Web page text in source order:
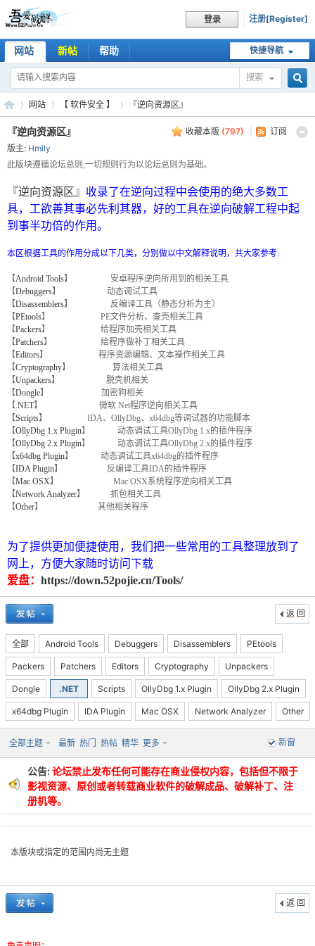
登录 注册[Register]
快捷导航
网站 新帖 帮助
搜索
吾
解
-
»
网站
›
【 软件安全 】
›
『逆向资源区』
收藏本版 (797) 订阅
『逆向资源区』
版主: Hmily
此版块遵循论坛总则,一切规则行为以论坛总则为基础。
『逆向资源区』 收录了在逆向过程中会使用的绝大多数工
具，工欲善其事必先利其器，好的工具在逆向破解工程中起
到事半功倍的作用。
本区根据工具的作用分成以下几类，分别做以中文解释说明，共大家参考:
【Android Tools】 安卓程序逆向所用到的相关工具
【Debuggers】 动态调试工具
【Disassemblers】 反编译工具（静态分析为主）
【PEtools】 PE文件分析、查壳相关工具
【Packers】 给程序加壳相关工具
【Patchers】 给程序做补丁相关工具
【Editors】 程序资源编辑、文本操作相关工具
【Cryptography】 算法相关工具
【Unpackers】 脱壳机相关
【Dongle】 加密狗相关
【.NET】 微软.Net程序逆向相关工具
【Scripts】 IDA、OllyDbg、x64dbg等调试器的功能脚本
【OllyDbg 1.x Plugin】 动态调试工具OllyDbg 1.x的插件程序
【OllyDbg 2.x Plugin】 动态调试工具OllyDbg 2.x的插件程序
【x64dbg Plugin】 动态调试工具x64dbg的插件程序
【IDA Plugin】 反编译工具IDA的插件程序
【Mac OSX】 Mac OSX系统程序逆向相关工具
【Network Analyzer】 抓包相关工具
【Other】 其他相关程序
为了提供更加便捷使用，我们把一些常用的工具整理放到了
网上，方便大家随时访问下载
爱盘： https://down.52pojie.cn/Tools/
返 回
全部 Android Tools Debuggers Disassemblers PEtools
Packers Patchers Editors Cryptography Unpackers
Dongle .NET Scripts OllyDbg 1.x Plugin OllyDbg 2.x Plugin
x64dbg Plugin IDA Plugin Mac OSX Network Analyzer Other
新窗
全部主题 最新 热门 热帖 精华 更多
公告:论坛禁止发布任何可能存在商业侵权内容，包括但不限于
影视资源、原创或者转载商业软件的破解成品、破解补丁、注
册机等。
本版块或指定的范围内尚无主题
返 回